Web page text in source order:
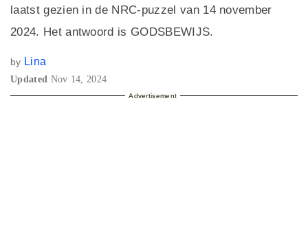
laatst gezien in de NRC-puzzel van 14 november
2024. Het antwoord is GODSBEWIJS.
by Lina
Updated Nov 14, 2024
Advertisement